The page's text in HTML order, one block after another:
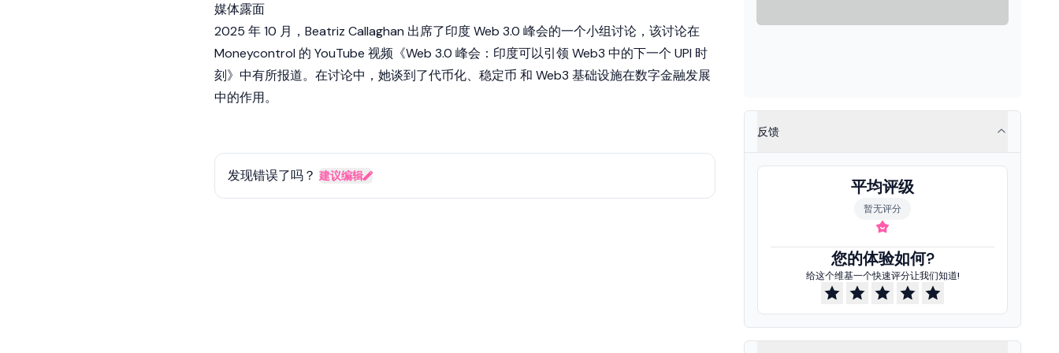
媒体露面
2025 年 10 月，Beatriz Callaghan 出席了印度 Web 3.0 峰会的一个小组讨论，该讨论在
Moneycontrol 的 YouTube 视频《Web 3.0 峰会：印度可以引领 Web3 中的下一个 UPI 时
刻》中有所报道。在讨论中，她谈到了代币化、 稳定币 和 Web3 基础设施在数字金融发展
中的作用。
发现错误了吗？ 建议编辑
反馈
平均评级
暂无评分
您的体验如何?
给这个维基一个快速评分让我们知道!